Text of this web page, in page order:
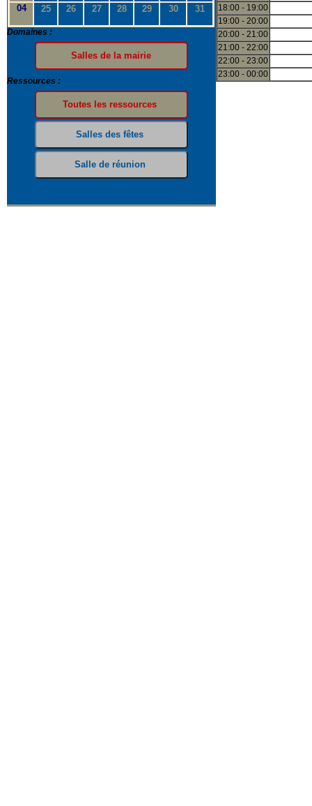
04 25 26 27 28 29 30 31
Domaines :
Ressources :
18:00 - 19:00
19:00 - 20:00
20:00 - 21:00
21:00 - 22:00
22:00 - 23:00
23:00 - 00:00